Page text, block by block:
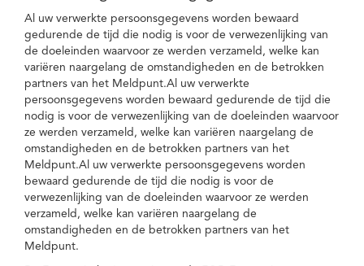
Al uw verwerkte persoonsgegevens worden bewaard
gedurende de tijd die nodig is voor de verwezenlijking van
de doeleinden waarvoor ze werden verzameld, welke kan
variëren naargelang de omstandigheden en de betrokken
partners van het Meldpunt.Al uw verwerkte
persoonsgegevens worden bewaard gedurende de tijd die
nodig is voor de verwezenlijking van de doeleinden waarvoor
ze werden verzameld, welke kan variëren naargelang de
omstandigheden en de betrokken partners van het
Meldpunt.Al uw verwerkte persoonsgegevens worden
bewaard gedurende de tijd die nodig is voor de
verwezenlijking van de doeleinden waarvoor ze werden
verzameld, welke kan variëren naargelang de
omstandigheden en de betrokken partners van het
Meldpunt.